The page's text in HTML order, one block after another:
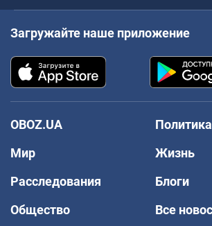
Загружайте наше приложение
OBOZ.UA
Политика
Мир
Жизнь
Расследования
Блоги
Общество
Все